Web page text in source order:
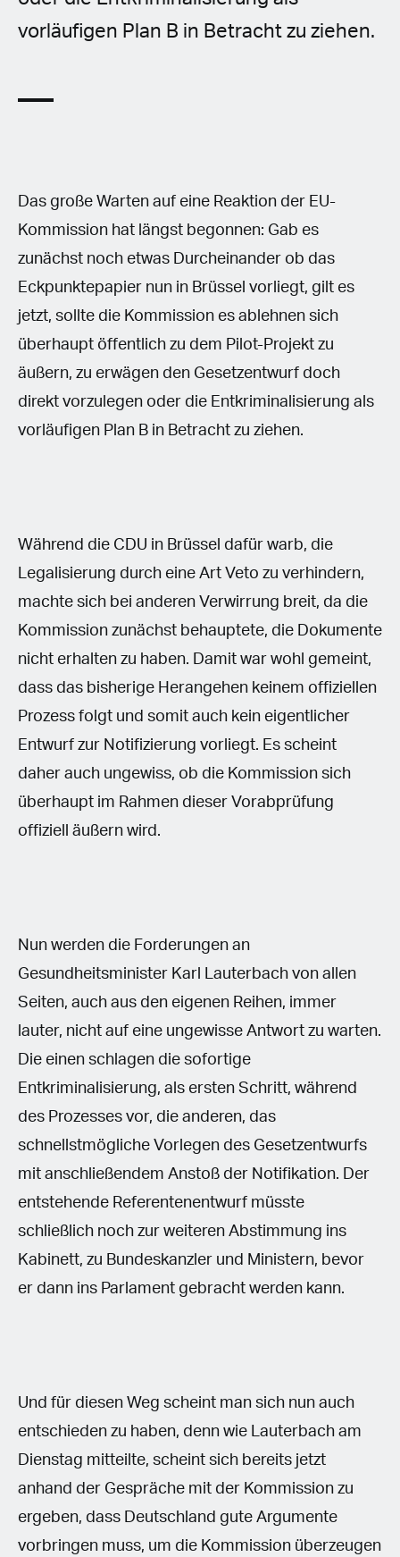
vorläufigen Plan B in Betracht zu ziehen.
Das große Warten auf eine Reaktion der EU-
Kommission hat längst begonnen: Gab es
zunächst noch etwas Durcheinander ob das
Eckpunktepapier nun in Brüssel vorliegt, gilt es
jetzt, sollte die Kommission es ablehnen sich
überhaupt öffentlich zu dem Pilot-Projekt zu
äußern, zu erwägen den Gesetzentwurf doch
direkt vorzulegen oder die Entkriminalisierung als
vorläufigen Plan B in Betracht zu ziehen.
Während die CDU in Brüssel dafür warb, die
Legalisierung durch eine Art Veto zu verhindern,
machte sich bei anderen Verwirrung breit, da die
Kommission zunächst behauptete, die Dokumente
nicht erhalten zu haben. Damit war wohl gemeint,
dass das bisherige Herangehen keinem offiziellen
Prozess folgt und somit auch kein eigentlicher
Entwurf zur Notifizierung vorliegt. Es scheint
daher auch ungewiss, ob die Kommission sich
überhaupt im Rahmen dieser Vorabprüfung
offiziell äußern wird.
Nun werden die Forderungen an
Gesundheitsminister Karl Lauterbach von allen
Seiten, auch aus den eigenen Reihen, immer
lauter, nicht auf eine ungewisse Antwort zu warten.
Die einen schlagen die sofortige
Entkriminalisierung, als ersten Schritt, während
des Prozesses vor, die anderen, das
schnellstmögliche Vorlegen des Gesetzentwurfs
mit anschließendem Anstoß der Notifikation. Der
entstehende Referentenentwurf müsste
schließlich noch zur weiteren Abstimmung ins
Kabinett, zu Bundeskanzler und Ministern, bevor
er dann ins Parlament gebracht werden kann.
Und für diesen Weg scheint man sich nun auch
entschieden zu haben, denn wie Lauterbach am
Dienstag mitteilte, scheint sich bereits jetzt
anhand der Gespräche mit der Kommission zu
ergeben, dass Deutschland gute Argumente
vorbringen muss, um die Kommission überzeugen